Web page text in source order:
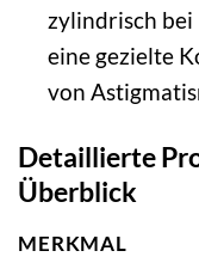
zylindrisch bei
eine gezielte
von
Detaillierte
Überblick
MERKMAL